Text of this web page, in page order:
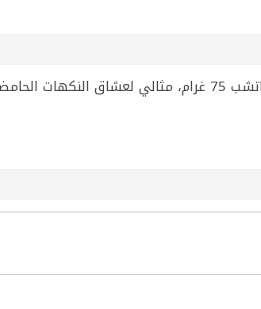
شيبس ليالينا بنكهة الكاتشب 75 غرام،